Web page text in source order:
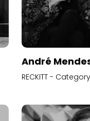
André
RECKITT -